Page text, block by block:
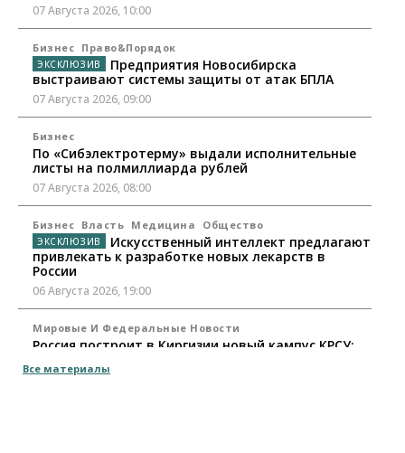
07 Августа 2026, 10:00
Бизнес Право&Порядок
Предприятия Новосибирска
выстраивают системы защиты от атак БПЛА
07 Августа 2026, 09:00
Бизнес
По «Сибэлектротерму» выдали исполнительные
листы на полмиллиарда рублей
07 Августа 2026, 08:00
Бизнес Власть Медицина Общество
Искусственный интеллект предлагают
привлекать к разработке новых лекарств в
России
06 Августа 2026, 19:00
Мировые И Федеральные Новости
Россия построит в Киргизии новый кампус КРСУ:
рублей
Все материалы